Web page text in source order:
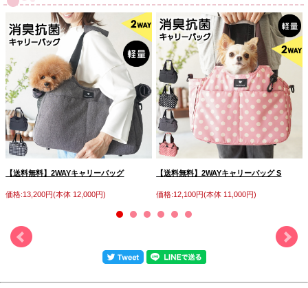
【送料無料】2WAYキャリーバッグ
価格:13,200円(本体 12,000円)
【送料無料】2WAYキャリーバッグ S
価格:12,100円(本体 11,000円)